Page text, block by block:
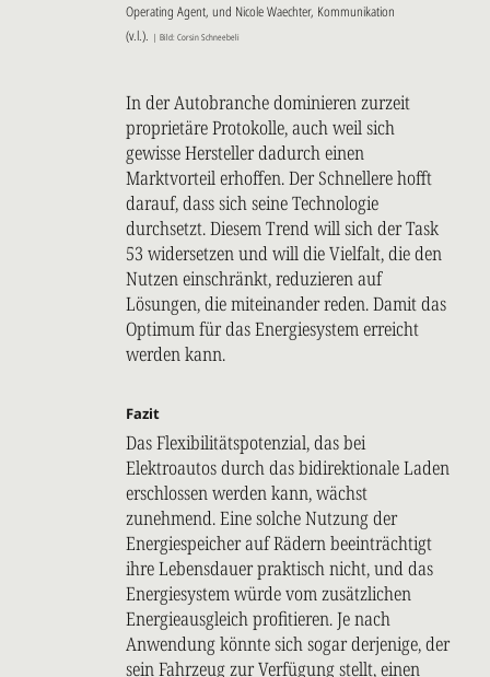
Operating Agent, und Nicole Waechter, Kommunikation
(v.l.). | Bild: Corsin Schneebeli
In der Autobranche dominieren zurzeit
proprietäre Protokolle, auch weil sich
gewisse Hersteller dadurch einen
Marktvorteil erhoffen. Der Schnellere hofft
darauf, dass sich seine Technologie
durchsetzt. Diesem Trend will sich der Task
53 widersetzen und will die Vielfalt, die den
Nutzen einschränkt, reduzieren auf
Lösungen, die miteinander reden. Damit das
Optimum für das Energiesystem erreicht
werden kann.
Fazit
Das Flexibilitätspotenzial, das bei
Elektroautos durch das bidirektionale Laden
erschlossen werden kann, wächst
zunehmend. Eine solche Nutzung der
Energiespeicher auf Rädern beeinträchtigt
ihre Lebensdauer praktisch nicht, und das
Energiesystem würde vom zusätzlichen
Energieausgleich profitieren. Je nach
Anwendung könnte sich sogar derjenige, der
sein Fahrzeug zur Verfügung stellt, einen